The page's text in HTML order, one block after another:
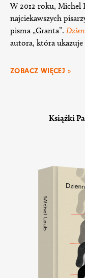
W 2012 roku, Michel
najciekawszych
pisma „Granta”.
autora, która ukazuje
ZOBACZ WIĘCEJ »
Książki